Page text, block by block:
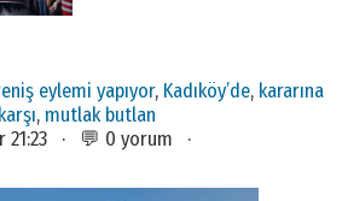
eylemi yapıyor, Kadıköy’de, kararına
karşı, mutlak butlan
21:23 · 💬 0 yorum ·